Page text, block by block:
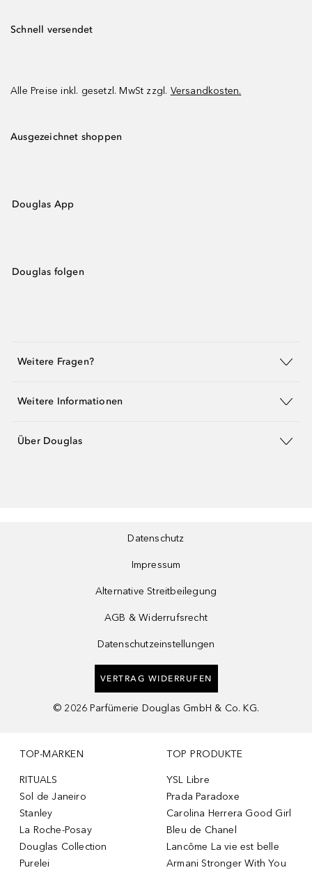
Schnell versendet
Alle Preise inkl. gesetzl. MwSt zzgl. Versandkosten.
Ausgezeichnet shoppen
Douglas App
Douglas folgen
Weitere Fragen?
Weitere Informationen
Über Douglas
Datenschutz
Impressum
Alternative Streitbeilegung
AGB & Widerrufsrecht
Datenschutzeinstellungen
VERTRAG WIDERRUFEN
© 2026 Parfümerie Douglas GmbH & Co. KG.
TOP-MARKEN
RITUALS
Sol de Janeiro
Stanley
La Roche-Posay
Douglas Collection
Purelei
TOP PRODUKTE
YSL Libre
Prada Paradoxe
Carolina Herrera Good Girl
Bleu de Chanel
Lancôme La vie est belle
Armani Stronger With You